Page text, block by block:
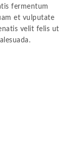
fermentum
et vulputate
velit felis ut